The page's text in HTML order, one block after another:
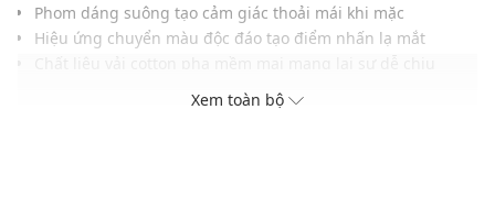
Phom dáng suông tạo cảm giác thoải mái khi mặc
Hiệu ứng chuyển màu độc đáo tạo điểm nhấn lạ mắt
Bề mặt thoáng mát hỗ trợ thấm hút mồ hôi hiệu quả
Gam màu hiện đại phù hợp nhiều kiểu phong cách
Xem toàn bộ